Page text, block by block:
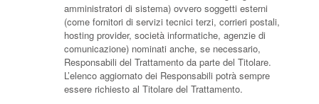
amministratori di sistema) ovvero soggetti esterni
(come fornitori di servizi tecnici terzi, corrieri postali,
hosting provider, società informatiche, agenzie di
comunicazione) nominati anche, se necessario,
Responsabili del Trattamento da parte del Titolare.
L’elenco aggiornato dei Responsabili potrà sempre
essere richiesto al Titolare del Trattamento.